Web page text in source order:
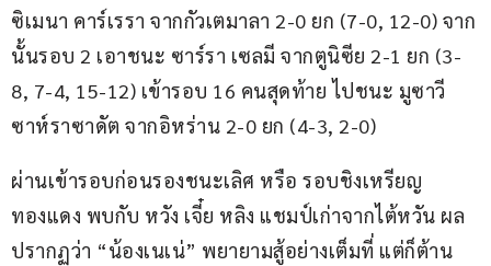
ซิเมนา คาร์เรรา จากกัวเตมาลา 2-0 ยก (7-0, 12-0) จาก
นั้นรอบ 2 เอาชนะ ซาร์รา เซลมี จากตูนิซีย 2-1 ยก (3-
8, 7-4, 15-12) เข้ารอบ 16 คนสุดท้าย ไปชนะ มูซาวี
ซาห์ราซาดัต จากอิหร่าน 2-0 ยก (4-3, 2-0)
ผ่านเข้ารอบก่อนรองชนะเลิศ หรือ รอบชิงเหรียญ
ทองแดง พบกับ หวัง เจี๋ย หลิง แชมป์เก่าจากไต้หวัน ผล
ปรากฏว่า “น้องเนเน่” พยายามสู้อย่างเต็มที่ แต่ก็ต้าน